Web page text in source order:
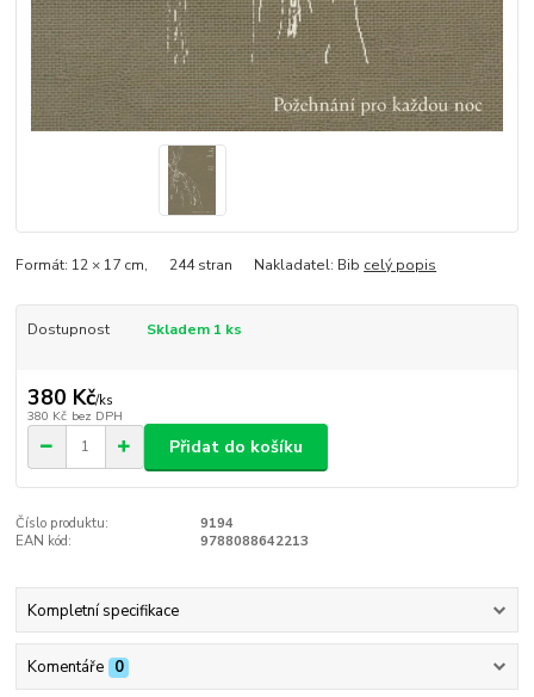
Formát: 12 × 17 cm, 244 stran Nakladatel: Bib celý popis
Dostupnost Skladem 1 ks
380 Kč/ks
380 Kč bez DPH
Přidat do košíku
Číslo produktu:
9194
EAN kód:
9788088642213
Kompletní specifikace
Komentáře 0